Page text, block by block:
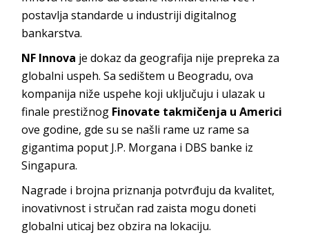
postavlja standarde u industriji digitalnog
bankarstva.
NF Innova je dokaz da geografija nije prepreka za
globalni uspeh. Sa sedištem u Beogradu, ova
kompanija niže uspehe koji uključuju i ulazak u
finale prestižnog Finovate takmičenja u Americi
ove godine, gde su se našli rame uz rame sa
gigantima poput J.P. Morgana i DBS banke iz
Singapura.
Nagrade i brojna priznanja potvrđuju da kvalitet,
inovativnost i stručan rad zaista mogu doneti
globalni uticaj bez obzira na lokaciju.